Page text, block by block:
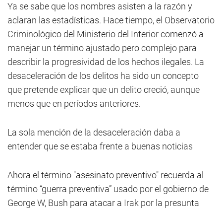
Ya se sabe que los nombres asisten a la razón y
aclaran las estadísticas. Hace tiempo, el Observatorio
Criminológico del Ministerio del Interior comenzó a
manejar un término ajustado pero complejo para
describir la progresividad de los hechos ilegales. La
desaceleración de los delitos ha sido un concepto
que pretende explicar que un delito creció, aunque
menos que en períodos anteriores.
La sola mención de la desaceleración daba a
entender que se estaba frente a buenas noticias
Ahora el término "asesinato preventivo" recuerda al
término “guerra preventiva” usado por el gobierno de
George W, Bush para atacar a Irak por la presunta